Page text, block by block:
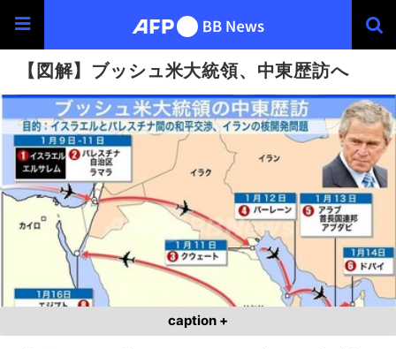
【図解】ブッシュ米大統領、中東歴訪へ
caption +